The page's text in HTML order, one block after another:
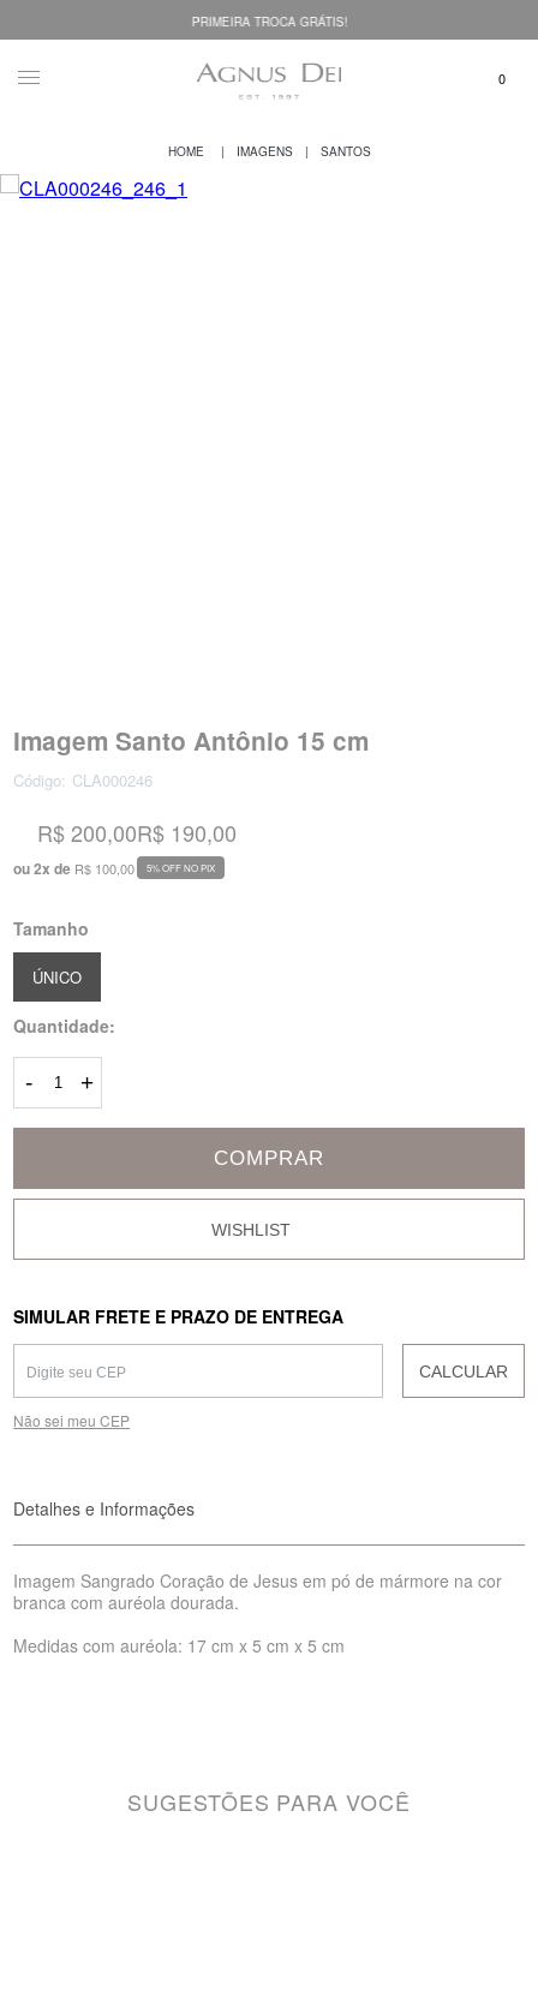
PRIMEIRA TROCA GRÁTIS!
IMAGENS SANTOS
Imagem Santo Antônio 15 cm
Código: CLA000246
R$ 200,00
ou2x de R$ 100,00
R$ 190,00
5% OFF NO PIX
Tamanho
ÚNICO
Quantidade:
- +
COMPRAR
SIMULAR FRETE E PRAZO DE ENTREGA
CALCULAR
Não sei meu CEP
Detalhes e Informações
Imagem Sangrado Coração de Jesus em pó de mármore na cor
branca com auréola dourada.
Medidas com auréola: 17 cm x 5 cm x 5 cm
SUGESTÕES PARA VOCÊ